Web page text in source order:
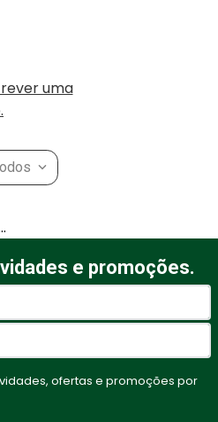
uma
e promoções.
ofertas e promoções por